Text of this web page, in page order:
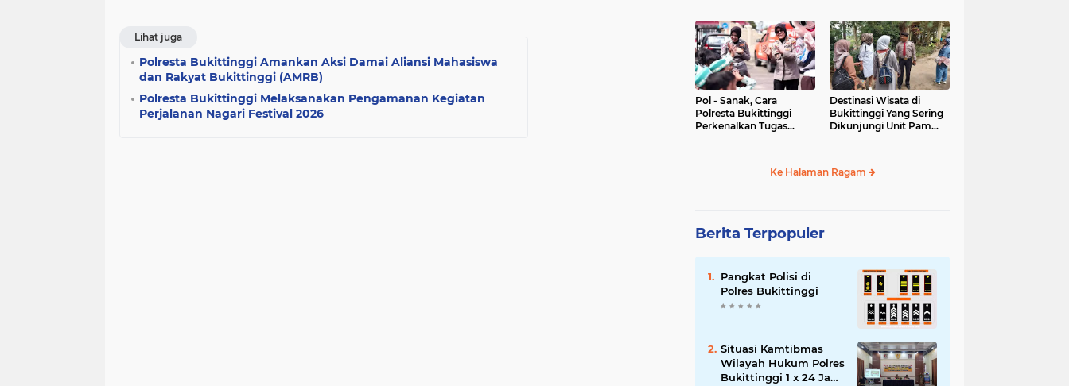
Lihat juga
Polresta Bukittinggi Amankan Aksi Damai Aliansi Mahasiswa
dan Rakyat Bukittinggi (AMRB)
Polresta Bukittinggi Melaksanakan Pengamanan Kegiatan
Perjalanan Nagari Festival 2026
Pol - Sanak, Cara
Polresta Bukittinggi
Perkenalkan Tugas
Destinasi Wisata di
Bukittinggi Yang Sering
Dikunjungi Unit Pam
Ke Halaman Ragam
Berita Terpopuler
Pangkat Polisi di
Polres Bukittinggi
Situasi Kamtibmas
Wilayah Hukum Polres
Bukittinggi 1 x 24 Jam